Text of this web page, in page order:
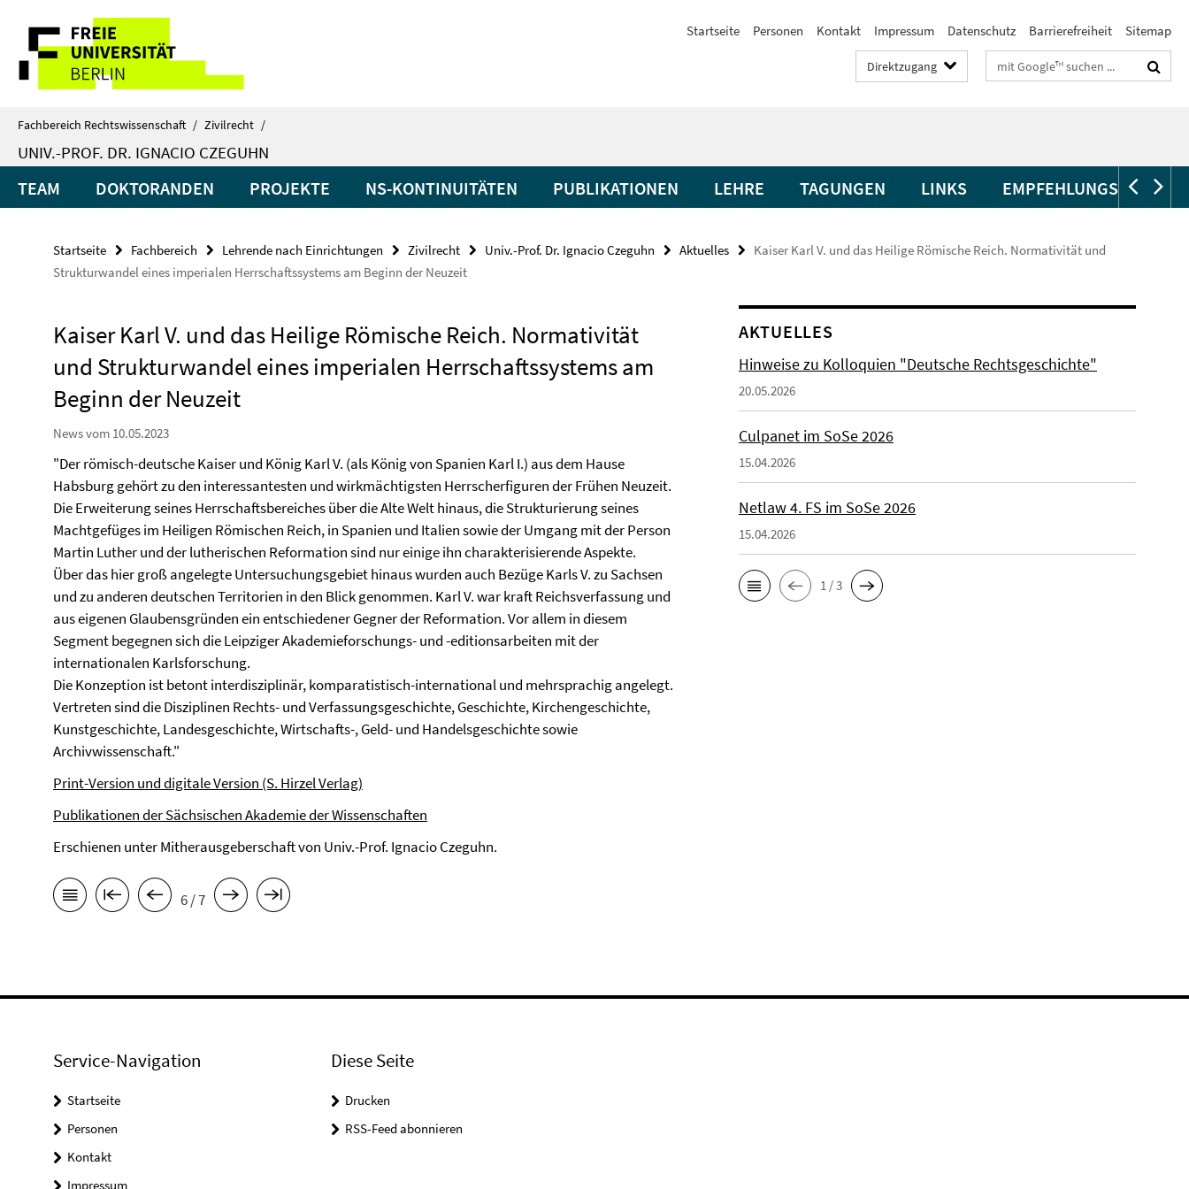
direkt
Inhalt
Service-
Navigation
Startseite Personen Kontakt Impressum Datenschutz Barrierefreiheit Sitemap
Direktzugang Suchbegriffe
Fachbereich Rechtswissenschaft / Zivilrecht /
UNIV.-PROF. DR. IGNACIO CZEGUHN
TEAM DOKTORANDEN PROJEKTE NS-KONTINUITÄTEN PUBLIKATIONEN LEHRE TAGUNGEN LINKS
Startseite Fachbereich Lehrende nach Einrichtungen Zivilrecht Univ.-Prof. Dr. Ignacio Czeguhn Aktuelles
Kaiser Karl V. und das Heilige Römische Reich. Normativität und
Strukturwandel eines imperialen Herrschaftssystems am Beginn der Neuzeit
Kaiser Karl V. und das Heilige Römische Reich. Normativität
und Strukturwandel eines imperialen Herrschaftssystems am
Beginn der Neuzeit
News vom 10.05.2023
"Der römisch-deutsche Kaiser und König Karl V. (als König von Spanien Karl I.) aus dem Hause
Habsburg gehört zu den interessantesten und wirkmächtigsten Herrscherfiguren der Frühen Neuzeit.
Die Erweiterung seines Herrschaftsbereiches über die Alte Welt hinaus, die Strukturierung seines
Machtgefüges im Heiligen Römischen Reich, in Spanien und Italien sowie der Umgang mit der Person
Martin Luther und der lutherischen Reformation sind nur einige ihn charakterisierende Aspekte.
Über das hier groß angelegte Untersuchungsgebiet hinaus wurden auch Bezüge Karls V. zu Sachsen
und zu anderen deutschen Territorien in den Blick genommen. Karl V. war kraft Reichsverfassung und
aus eigenen Glaubensgründen ein entschiedener Gegner der Reformation. Vor allem in diesem
Segment begegnen sich die Leipziger Akademieforschungs- und -editionsarbeiten mit der
internationalen Karlsforschung.
Die Konzeption ist betont interdisziplinär, komparatistisch-international und mehrsprachig angelegt.
Vertreten sind die Disziplinen Rechts- und Verfassungsgeschichte, Geschichte, Kirchengeschichte,
Kunstgeschichte, Landesgeschichte, Wirtschafts-, Geld- und Handelsgeschichte sowie
Archivwissenschaft."
Print-Version und digitale Version (S. Hirzel Verlag)
Publikationen der Sächsischen Akademie der Wissenschaften
Erschienen unter Mitherausgeberschaft von Univ.-Prof. Ignacio Czeguhn.
6 / 7
AKTUELLES
Hinweise zu Kolloquien "Deutsche Rechtsgeschichte"
20.05.2026
Culpanet im SoSe 2026
15.04.2026
Netlaw 4. FS im SoSe 2026
15.04.2026
1 / 3
Service-Navigation
Startseite
Personen
Kontakt
Impressum
Diese Seite
Drucken
RSS-Feed abonnieren